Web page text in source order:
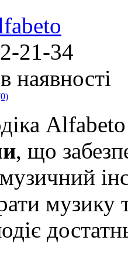
21-34
наявності
, що
музику